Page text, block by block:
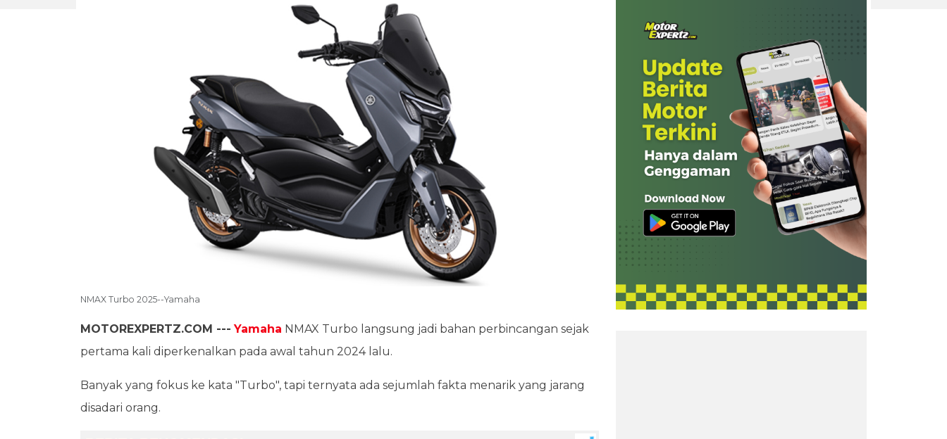
NMAX Turbo 2025--Yamaha
MOTOREXPERTZ.COM --- Yamaha NMAX Turbo langsung jadi bahan perbincangan sejak
pertama kali diperkenalkan pada awal tahun 2024 lalu.
Banyak yang fokus ke kata "Turbo", tapi ternyata ada sejumlah fakta menarik yang jarang
disadari orang.